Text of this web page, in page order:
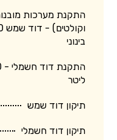
התקנת מערכות
בינוני
ליטר
תיקון דוד שמש
תיקון דוד חשמלי